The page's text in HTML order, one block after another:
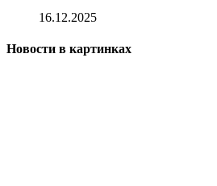
16.12.2025
Новости в картинках